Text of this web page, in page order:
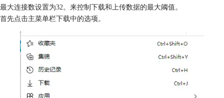
最大连接数设置为32。来控制下载和上传数据的最大阈值。
首先点击主菜单栏下载中的选项。